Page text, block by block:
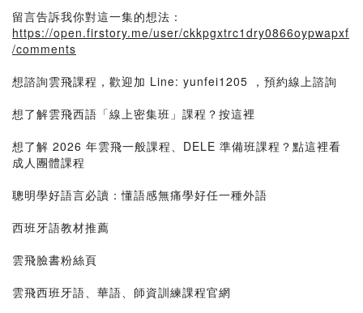
留言告訴我你對這一集的想法：
https://open.firstory.me/user/ckkpgxtrc1dry0866oypwapxf
/comments
想諮詢雲飛課程，歡迎加 Line: yunfei1205 ，預約線上諮詢
想了解雲飛西語「線上密集班」課程？按這裡
想了解 2026 年雲飛一般課程、DELE 準備班課程？點這裡看
成人團體課程
聰明學好語言必讀：懂語感無痛學好任一種外語
西班牙語教材推薦
雲飛臉書粉絲頁
雲飛西班牙語、華語、師資訓練課程官網